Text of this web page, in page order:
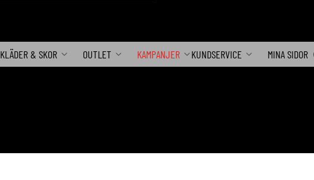
KLÄDER & SKOR OUTLET KAMPANJER KUNDSERVICE MINA SIDOR